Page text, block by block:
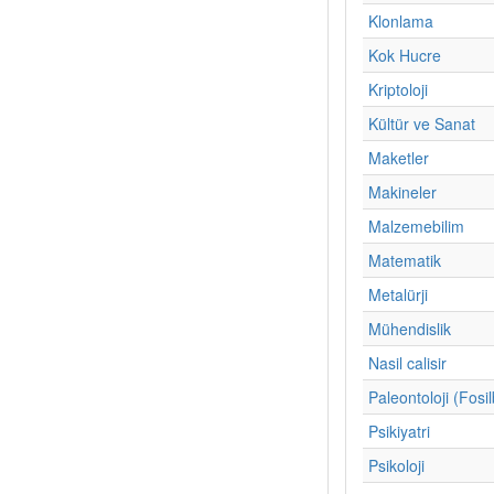
Klonlama
Kok Hucre
Kriptoloji
Kültür ve Sanat
Maketler
Makineler
Malzemebilim
Matematik
Metalürji
Mühendislik
Nasil calisir
Paleontoloji
Psikiyatri
Psikoloji